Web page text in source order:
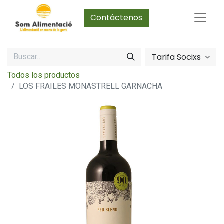
Contáctenos
Tarifa Socixs
Todos los productos
LOS FRAILES MONASTRELL GARNACHA